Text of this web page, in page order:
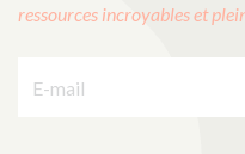
ressources incroyables et